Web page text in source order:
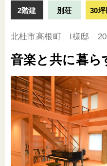
2階建 別荘 30坪
北杜市高根町 I様邸
音楽と共に暮ら